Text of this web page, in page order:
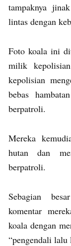
tampaknya
lintas dengan
Foto koala ini
milik
kepolisian
bebas
berpatroli.
Mereka
hutan dan
berpatroli.
Sebagian
komentar
koala dengan
“pengendali lalu